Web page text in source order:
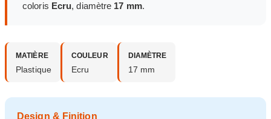
coloris Ecru, diamètre 17 mm.
MATIÈRE
Plastique
COULEUR
Ecru
DIAMÈTRE
17 mm
Design & Finition